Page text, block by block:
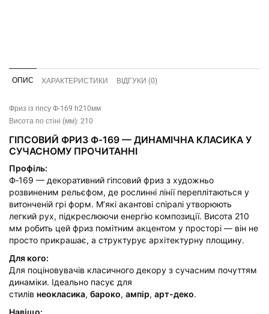
ОПИС ХАРАКТЕРИСТИКИ ВІДГУКИ (0)
Фриз із гіпсу Ф-169 h210мм
Висота по стіні (мм): 210
ГІПСОВИЙ ФРИЗ Ф‑169 — ДИНАМІЧНА КЛАСИКА У
СУЧАСНОМУ ПРОЧИТАННІ
Профіль:
Ф‑169 — декоративний гіпсовий фриз з художньо
розвиненим рельєфом, де рослинні лінії переплітаються у
витонченій грі форм. М’які акантові спіралі утворюють
легкий рух, підкреслюючи енергію композиції. Висота 210
мм робить цей фриз помітним акцентом у просторі — він не
просто прикрашає, а структурує архітектурну площину.
Для кого:
Для поціновувачів класичного декору з сучасним почуттям
динаміки. Ідеально пасує для
стилів неокласика, бароко, ампір, арт-деко.
Навіщо: